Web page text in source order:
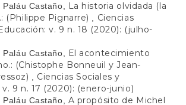
Paláu Castaño,
La historia olvidada (la
(Philippe Pignarre)
Ciencias
v. 9 n. 18 (2020): (julho-
Paláu Castaño,
El acontecimiento
(Chistophe Bonneuil y Jean-
Ciencias Sociales y
v. 9 n. 17 (2020): (enero-junio)
Paláu Castaño, A propósito de Michel